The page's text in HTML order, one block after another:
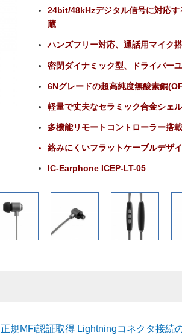
24bit/48kHzデジタル信号に対応
蔵
ハンズフリー対応、通話用マイク
密閉ダイナミック型、ドライバー
6Nグレードの超高純度無酸素銅
軽量で丈夫なセラミック合金シェ
多機能リモートコントローラー搭載
絡みにくいフラットケーブルデザ
IC-Earphone ICEP-LT-05
正規MFi認証取得 Lightningコネクタ接続